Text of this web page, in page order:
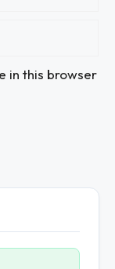
in this browser